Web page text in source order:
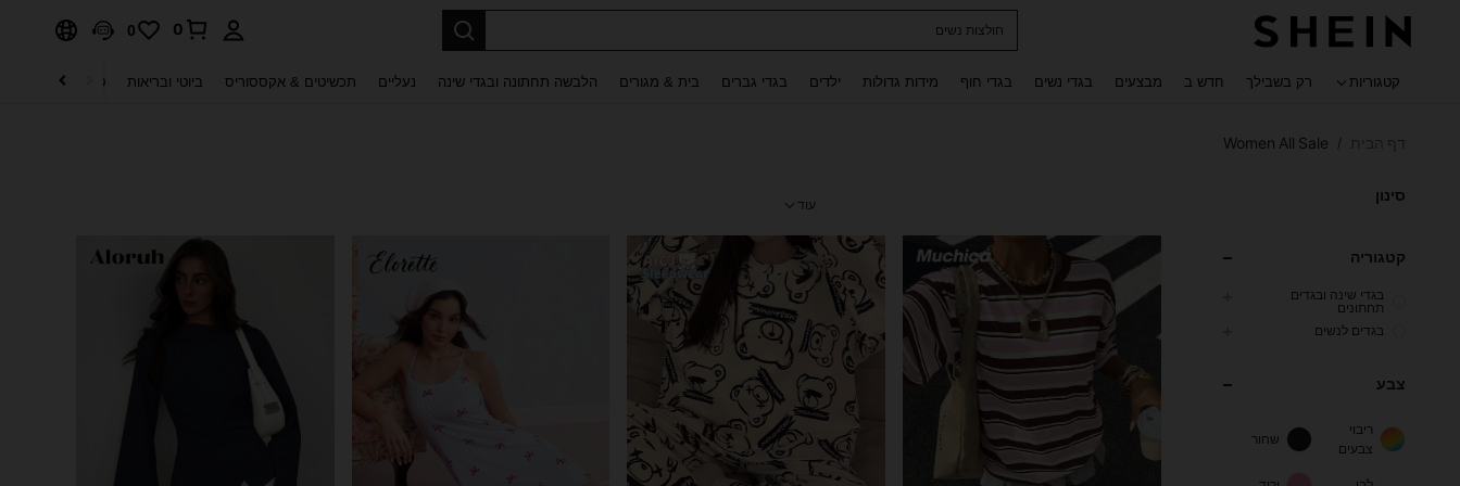
נעלי גלגלים לילדות
0
0
קטגוריות רק בשבילך חדש ב מבצעים בגדי נשים בגדי חוף מידות גדולות ילדים בגדי גברים בית & מגורים הלבשה תחתונה ובגדי שינה נעליים תכשיטים & אקססוריס ביוטי ובריאות טקסטיל לבית
/
Women All Sale
סינון
קטגוריה
בגדי שינה ובגדים
תחתונים
בגדים לנשים
צבע
ריבוי
צבעים
שחור
עוד